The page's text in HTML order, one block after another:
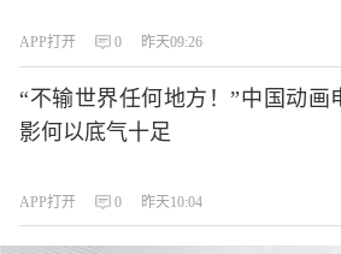
APP打开 0 昨天09:26
“不输世界任何地方！”中国动画
影何以底气十足
APP打开 0 昨天10:04